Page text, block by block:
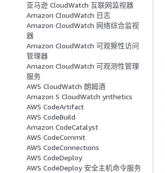
亚马逊 CloudWatch 互联网监视器
Amazon CloudWatch 日志
Amazon CloudWatch 网络综合监视
器
Amazon CloudWatch 可观察性访问
管理器
Amazon CloudWatch 可观测性管理
服务
AWS CloudWatch 朗姆酒
Amazon S CloudWatch ynthetics
AWS CodeArtifact
AWS CodeBuild
Amazon CodeCatalyst
AWS CodeCommit
AWS CodeConnections
AWS CodeDeploy
AWS CodeDeploy 安全主机命令服务